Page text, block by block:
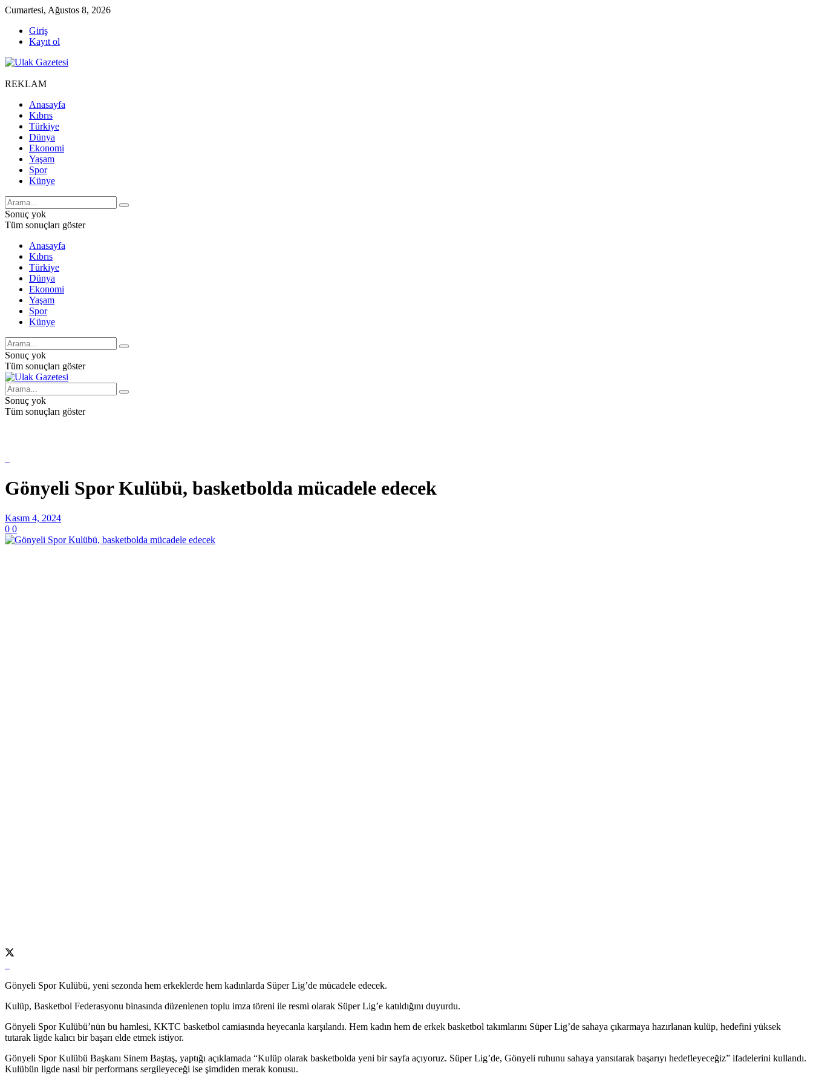
Cumartesi, Ağustos 8, 2026
Giriş
Kayıt ol
REKLAM
Anasayfa
Kıbrıs
Türkiye
Dünya
Ekonomi
Yaşam
Spor
Künye
Sonuç yok
Tüm sonuçları göster
Anasayfa
Kıbrıs
Türkiye
Dünya
Ekonomi
Yaşam
Spor
Künye
Sonuç yok
Tüm sonuçları göster
Sonuç yok
Tüm sonuçları göster
Gönyeli Spor Kulübü, basketbolda mücadele edecek
Kasım 4, 2024
0 0
Gönyeli Spor Kulübü, yeni sezonda hem erkeklerde hem kadınlarda Süper Lig’de mücadele edecek.
Kulüp, Basketbol Federasyonu binasında düzenlenen toplu imza töreni ile resmi olarak Süper Lig’e katıldığını duyurdu.
Gönyeli Spor Kulübü’nün bu hamlesi, KKTC basketbol camiasında heyecanla karşılandı. Hem kadın hem de erkek basketbol takımlarını Süper Lig’de sahaya çıkarmaya hazırlanan kulüp, hedefini yüksek
tutarak ligde kalıcı bir başarı elde etmek istiyor.
Gönyeli Spor Kulübü Başkanı Sinem Baştaş, yaptığı açıklamada “Kulüp olarak basketbolda yeni bir sayfa açıyoruz. Süper Lig’de, Gönyeli ruhunu sahaya yansıtarak başarıyı hedefleyeceğiz” ifadelerini kullandı.
Kulübün ligde nasıl bir performans sergileyeceği ise şimdiden merak konusu.